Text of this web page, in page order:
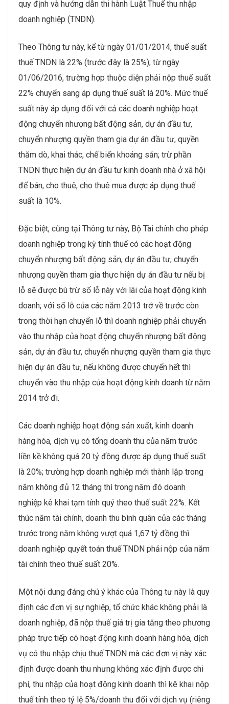
quy định và hướng dẫn thi hành Luật Thuế thu nhập
doanh nghiệp (TNDN).
Theo Thông tư này, kể từ ngày 01/01/2014, thuế suất
thuế TNDN là 22% (trước đây là 25%); từ ngày
01/06/2016, trường hợp thuộc diện phải nộp thuế suất
22% chuyển sang áp dụng thuế suất là 20%. Mức thuế
suất này áp dụng đối với cả các doanh nghiệp hoạt
động chuyển nhượng bất động sản, dự án đầu tư,
chuyển nhượng quyền tham gia dự án đầu tư, quyền
thăm dò, khai thác, chế biến khoáng sản; trừ phần
TNDN thực hiện dự án đầu tư kinh doanh nhà ở xã hội
để bán, cho thuê, cho thuê mua được áp dụng thuế
suất là 10%.
Đặc biệt, cũng tại Thông tư này, Bộ Tài chính cho phép
doanh nghiệp trong kỳ tính thuế có các hoạt động
chuyển nhượng bất động sản, dự án đầu tư, chuyển
nhượng quyền tham gia thực hiện dự án đầu tư nếu bị
lỗ sẽ được bù trừ số lỗ này với lãi của hoạt động kinh
doanh; với số lỗ của các năm 2013 trở về trước còn
trong thời hạn chuyển lỗ thì doanh nghiệp phải chuyển
vào thu nhập của hoạt động chuyển nhượng bất động
sản, dự án đầu tư, chuyển nhượng quyền tham gia thực
hiện dự án đầu tư, nếu không được chuyển hết thì
chuyển vào thu nhập của hoạt động kinh doanh từ năm
2014 trở đi.
Các doanh nghiệp hoạt động sản xuất, kinh doanh
hàng hóa, dịch vụ có tổng doanh thu của năm trước
liền kề không quá 20 tỷ đồng được áp dụng thuế suất
là 20%; trường hợp doanh nghiệp mới thành lập trong
năm không đủ 12 tháng thì trong năm đó doanh
nghiệp kê khai tạm tính quý theo thuế suất 22%. Kết
thúc năm tài chính, doanh thu bình quân của các tháng
trước trong năm không vượt quá 1,67 tỷ đồng thì
doanh nghiệp quyết toán thuế TNDN phải nộp của năm
tài chính theo thuế suất 20%.
Một nội dung đáng chú ý khác của Thông tư này là quy
định các đơn vị sự nghiệp, tổ chức khác không phải là
doanh nghiệp, đã nộp thuế giá trị gia tăng theo phương
pháp trực tiếp có hoạt động kinh doanh hàng hóa, dịch
vụ có thu nhập chịu thuế TNDN mà các đơn vị này xác
định được doanh thu nhưng không xác định được chi
phí, thu nhập của hoạt động kinh doanh thì kê khai nộp
thuế tính theo tỷ lệ 5%/doanh thu đối với dịch vụ (riêng